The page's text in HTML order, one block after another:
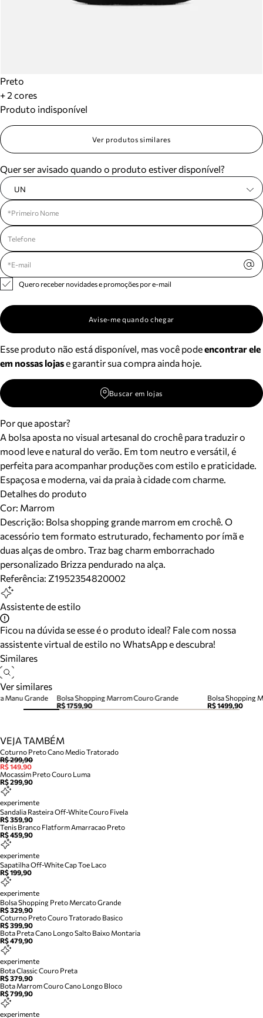
Preto
+ 2 cores
Produto indisponível
Ver produtos similares
Quer ser avisado quando o produto estiver disponível?
UN
Quero receber novidades e promoções por e-mail
Avise-me quando chegar
Esse produto não está disponível, mas você podeencontrar ele
em nossas lojase garantir sua compra ainda hoje.
Buscar em lojas
Por que apostar?
A bolsa aposta no visual artesanal do crochê para traduzir o
mood leve e natural do verão. Em tom neutro e versátil, é
perfeita para acompanhar produções com estilo e praticidade.
Espaçosa e moderna, vai da praia à cidade com charme.
Detalhes do produto
Cor: Marrom
Descrição: Bolsa shopping grande marrom em crochê. O
acessório tem formato estruturado, fechamento por ímã e
duas alças de ombro. Traz bag charm emborrachado
personalizado Brizza pendurado na alça.
Referência: Z1952354820002
Assistente de estilo
Ficou na dúvida se esse é o produto ideal? Fale com nossa
assistente virtual de estilo no WhatsApp e descubra!
Similares
Ver similares
Bolsa Shopping Marrom Couro Grande
R$ 1759,90
R$ 1499,90
Manu Grande
VEJA TAMBÉM
Coturno Preto Cano Medio Tratorado
R$ 299,90
R$ 149,90
Mocassim Preto Couro Luma
R$ 299,90
experimente
Sandalia Rasteira Off-White Couro Fivela
R$ 359,90
Tenis Branco Flatform Amarracao Preto
R$ 459,90
experimente
Sapatilha Off-White Cap Toe Laco
R$ 199,90
experimente
Bolsa Shopping Preto Mercato Grande
R$ 329,90
Coturno Preto Couro Tratorado Basico
R$ 399,90
Bota Preta Cano Longo Salto Baixo Montaria
R$ 479,90
experimente
Bota Classic Couro Preta
R$ 379,90
Bota Marrom Couro Cano Longo Bloco
R$ 799,90
experimente